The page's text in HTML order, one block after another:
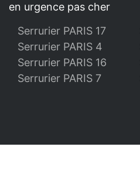
en urgence pas cher
Serrurier PARIS 17
Serrurier PARIS 4
Serrurier PARIS 16
Serrurier PARIS 7